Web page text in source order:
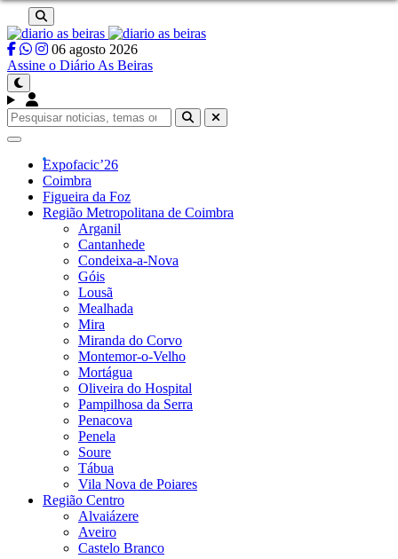
06 agosto 2026
Assine o Diário As Beiras
Pesquisar
por:
Expofacic’26
Coimbra
Figueira da Foz
Região Metropolitana de Coimbra
Arganil
Cantanhede
Condeixa-a-Nova
Góis
Lousã
Mealhada
Mira
Miranda do Corvo
Montemor-o-Velho
Mortágua
Oliveira do Hospital
Pampilhosa da Serra
Penacova
Penela
Soure
Tábua
Vila Nova de Poiares
Região Centro
Alvaiázere
Aveiro
Castelo Branco